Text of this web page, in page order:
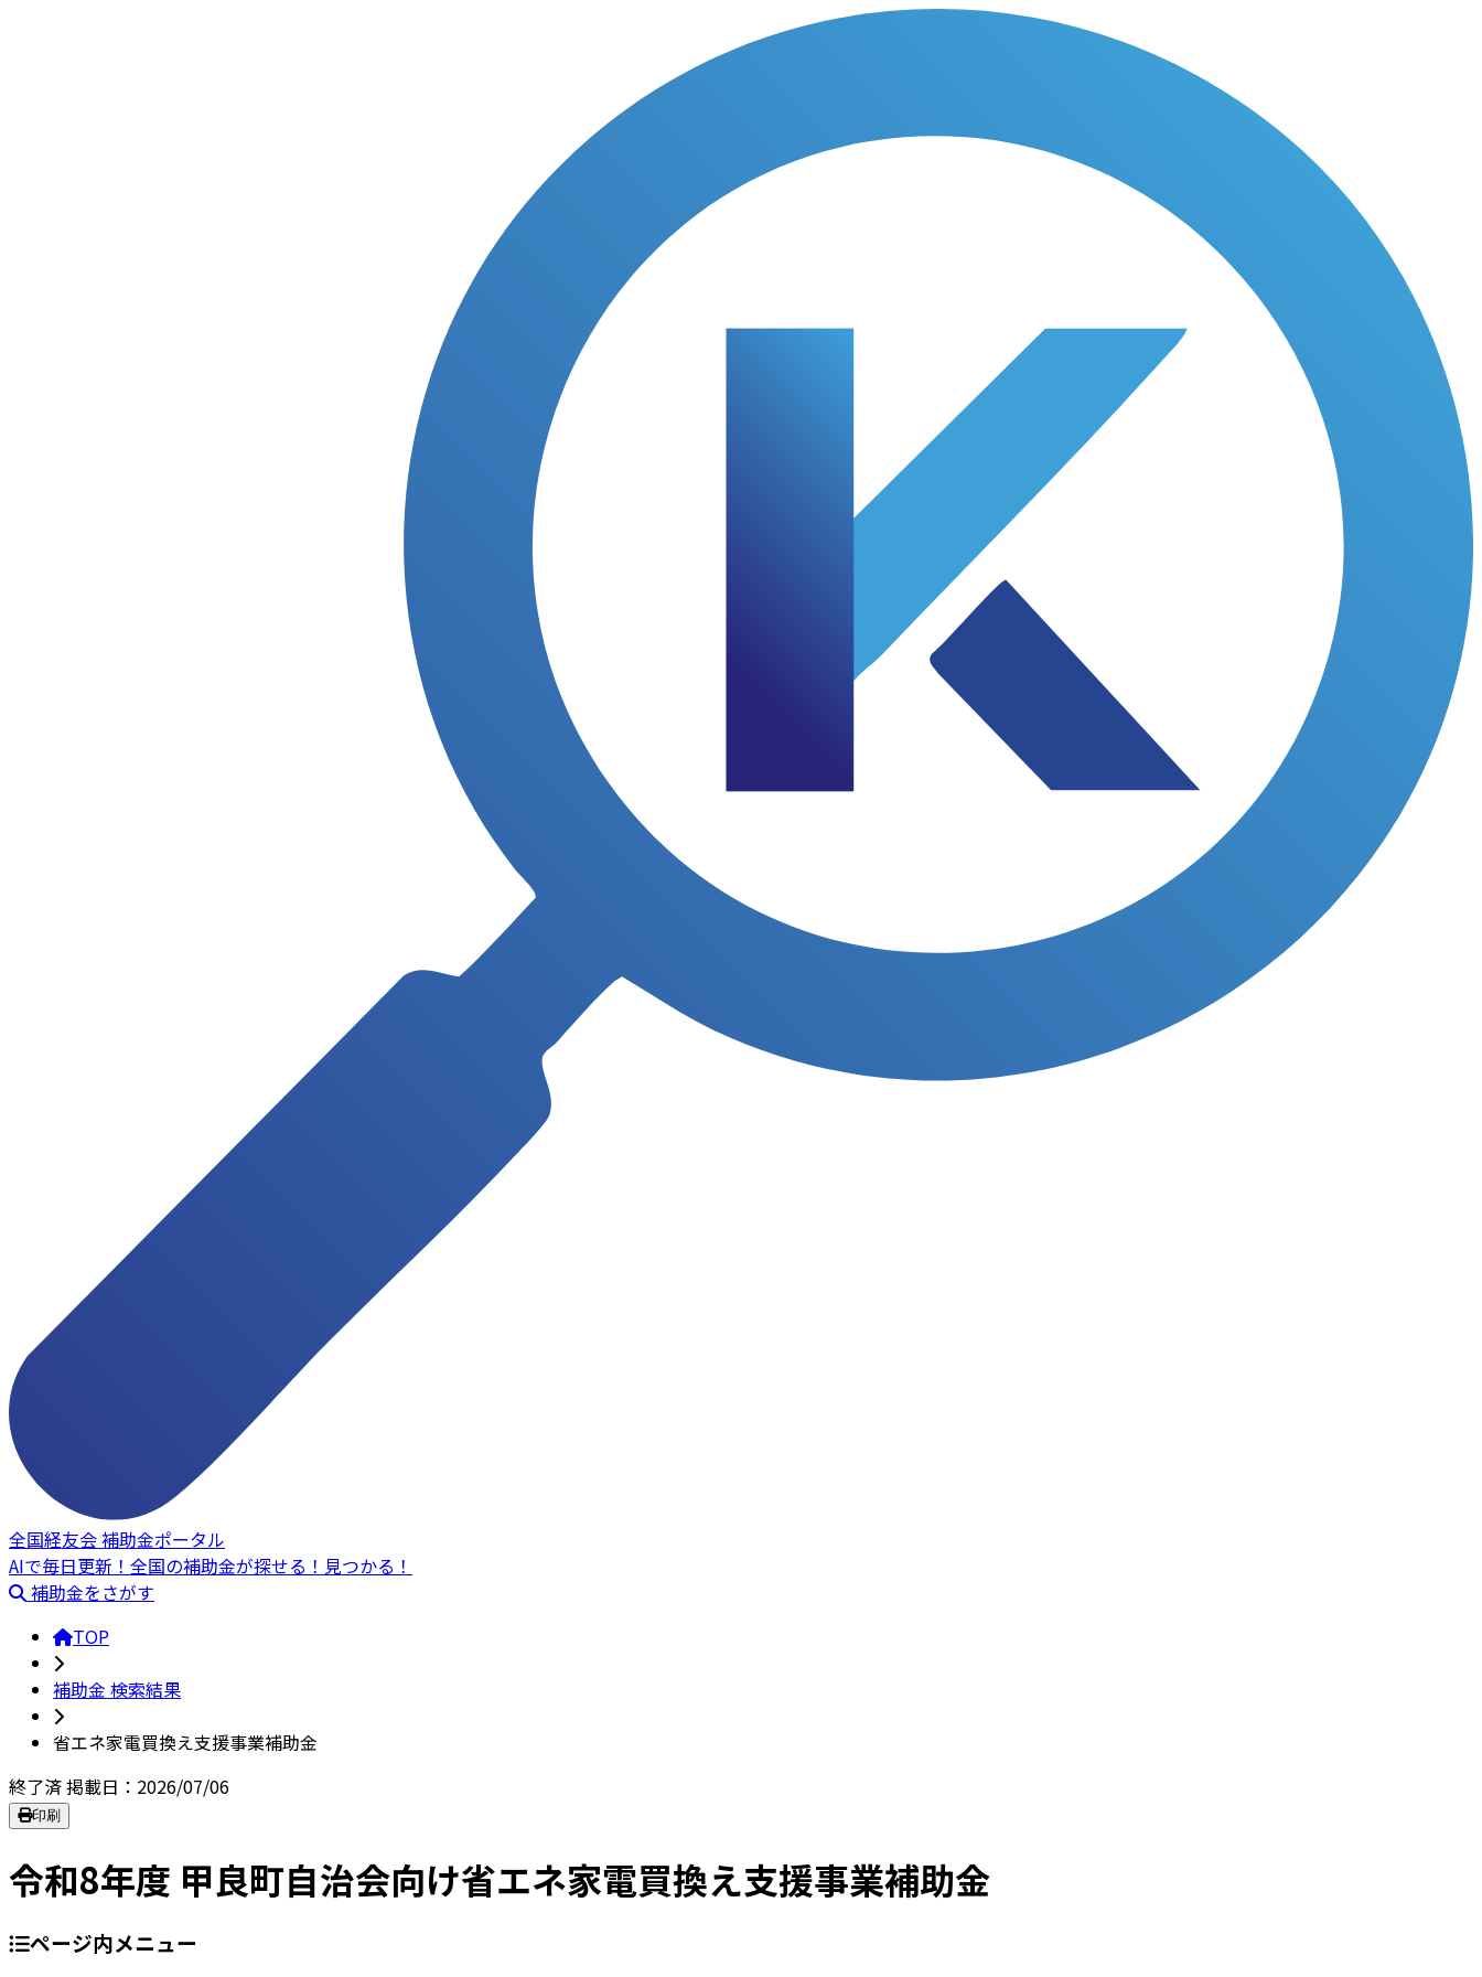
全国経友会 補助金ポータル
AIで毎日更新！全国の補助金が探せる！見つかる！
補助金をさがす
TOP
補助金 検索結果
省エネ家電買換え支援事業補助金
終了済掲載日：2026/07/06
印刷
令和8年度 甲良町自治会向け省エネ家電買換え支援事業補助金
ページ内メニュー